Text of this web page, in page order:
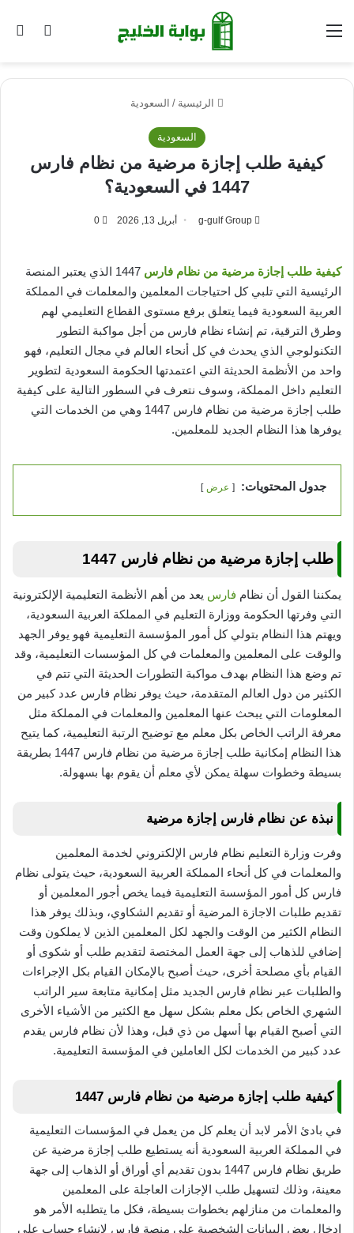
الوضع القائمة
الرئيسية / السعودية
السعودية
كيفية طلب إجازة مرضية من نظام فارس
1447 في السعودية؟
g-gulf Group أبريل 13, 2026 0
كيفية طلب إجازة مرضية من نظام فارس
1447 الذي يعتبر المنصة
الرئيسية التي تلبي كل احتياجات المعلمين والمعلمات في المملكة
العربية السعودية فيما يتعلق برفع مستوى القطاع التعليمي لهم
وطرق الترقية، تم إنشاء نظام فارس من أجل مواكبة التطور
التكنولوجي الذي يحدث في كل أنحاء العالم في مجال التعليم، فهو
واحد من الأنظمة الحديثة التي اعتمدتها الحكومة السعودية لتطوير
التعليم داخل المملكة، وسوف نتعرف في السطور التالية على كيفية
طلب إجازة مرضية من نظام فارس 1447 وهي من الخدمات التي
يوفرها هذا النظام الجديد للمعلمين.
جدول المحتويات: عرض
طلب إجازة مرضية من نظام فارس 1447
يمكننا القول أن نظام فارس يعد من أهم الأنظمة التعليمية الإلكترونية
التي وفرتها الحكومة ووزارة التعليم في المملكة العربية السعودية،
ويهتم هذا النظام بتولي كل أمور المؤسسة التعليمية فهو يوفر الجهد
والوقت على المعلمين والمعلمات في كل المؤسسات التعليمية، وقد
تم وضع هذا النظام بهدف مواكبة التطورات الحديثة التي تتم في
الكثير من دول العالم المتقدمة، حيث يوفر نظام فارس عدد كبير من
المعلومات التي يبحث عنها المعلمين والمعلمات في المملكة مثل
معرفة الراتب الخاص بكل معلم مع توضيح الرتبة التعليمية، كما يتيح
هذا النظام إمكانية طلب إجازة مرضية من نظام فارس 1447 بطريقة
بسيطة وخطوات سهلة يمكن لأي معلم أن يقوم بها بسهولة.
نبذة عن نظام فارس إجازة مرضية
وفرت وزارة التعليم نظام فارس الإلكتروني لخدمة المعلمين
والمعلمات في كل أنحاء المملكة العربية السعودية، حيث يتولى نظام
فارس كل أمور المؤسسة التعليمية فيما يخص أجور المعلمين أو
تقديم طلبات الاجازة المرضية أو تقديم الشكاوي، وبذلك يوفر هذا
النظام الكثير من الوقت والجهد لكل المعلمين الذين لا يملكون وقت
إضافي للذهاب إلى جهة العمل المختصة لتقديم طلب أو شكوى أو
القيام بأي مصلحة أخرى، حيث أصبح بالإمكان القيام بكل الإجراءات
والطلبات عبر نظام فارس الجديد مثل إمكانية متابعة سير الراتب
الشهري الخاص بكل معلم بشكل سهل مع الكثير من الأشياء الأخرى
التي أصبح القيام بها أسهل من ذي قبل، وهذا لأن نظام فارس يقدم
عدد كبير من الخدمات لكل العاملين في المؤسسة التعليمية.
كيفية طلب إجازة مرضية من نظام فارس 1447
في بادئ الأمر لابد أن يعلم كل من يعمل في المؤسسات التعليمية
في المملكة العربية السعودية أنه يستطيع طلب إجازة مرضية عن
طريق نظام فارس 1447 بدون تقديم أي أوراق أو الذهاب إلى جهة
معينة، وذلك لتسهيل طلب الإجازات العاجلة على المعلمين
والمعلمات من منازلهم بخطوات بسيطة، فكل ما يتطلبه الأمر هو
إدخال بعض البيانات الشخصية على منصة فارس لإنشاء حساب على